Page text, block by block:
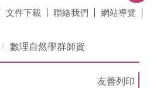
文件下載 聯絡我們 網站導覽
數理自然學群師資